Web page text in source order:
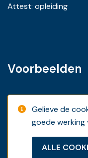
Attest: opleiding
Voorbeelden
Gelieve de
goede werking
ALLE